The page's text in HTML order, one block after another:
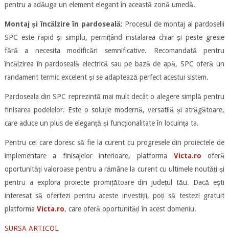
pentru a adăuga un element elegant în această zonă umedă.
Montaj și încălzire în pardoseală: Procesul de montaj al pardoselii
SPC este rapid și simplu, permițând instalarea chiar și peste gresie
fără a necesita modificări semnificative. Recomandată pentru
încălzirea în pardoseală electrică sau pe bază de apă, SPC oferă un
randament termic excelent și se adaptează perfect acestui sistem.
Pardoseala din SPC reprezintă mai mult decât o alegere simplă pentru
finisarea podelelor. Este o soluție modernă, versatilă și atrăgătoare,
care aduce un plus de eleganță și funcționalitate în locuința ta.
Pentru cei care doresc să fie la curent cu progresele din proiectele de
implementare a finisajelor interioare, platforma Victa.ro oferă
oportunități valoroase pentru a rămâne la curent cu ultimele noutăți și
pentru a explora proiecte promițătoare din județul tău. Dacă ești
interesat să ofertezi pentru aceste investiții, poți să testezi gratuit
platforma Victa.ro, care oferă oportunități în acest domeniu.
SURSA ARTICOL